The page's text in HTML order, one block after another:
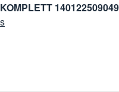
140122509049